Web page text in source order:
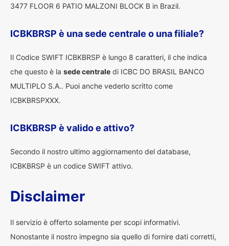
3477 FLOOR 6 PATIO MALZONI BLOCK B in Brazil.
ICBKBRSP è una sede centrale o una filiale?
Il Codice SWIFT ICBKBRSP è lungo 8 caratteri, il che indica
che questo è la sede centrale di ICBC DO BRASIL BANCO
MULTIPLO S.A.. Puoi anche vederlo scritto come
ICBKBRSPXXX.
ICBKBRSP è valido e attivo?
Secondo il nostro ultimo aggiornamento del database,
ICBKBRSP è un codice SWIFT attivo.
Disclaimer
Il servizio è offerto solamente per scopi informativi.
Nonostante il nostro impegno sia quello di fornire dati corretti,